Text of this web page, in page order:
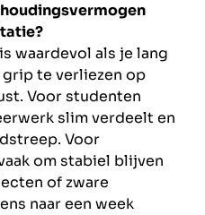
waardevol als je lang
te verliezen op
Voor studenten
slim verdeelt en
Voor
om stabiel blijven
of zware
naar een week